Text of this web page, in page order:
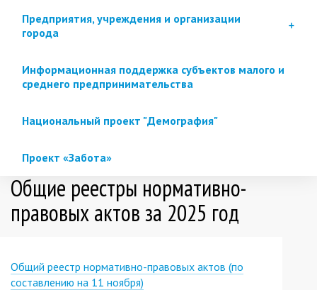
Предприятия, учреждения и организации
города
Информационная поддержка субъектов малого и
среднего предпринимательства
Национальный проект "Демография"
Проект «Забота»
Общие реестры нормативно-
правовых актов за 2025 год
Общий реестр нормативно-правовых актов (по
составлению на 11 ноября)